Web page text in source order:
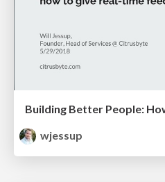
wjessup